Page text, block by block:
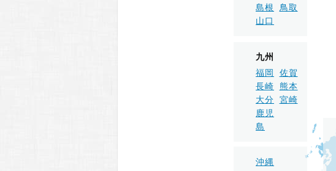
島根
鳥取
山口
九州
福岡
佐賀
長崎
熊本
大分
宮崎
鹿児
島
沖縄